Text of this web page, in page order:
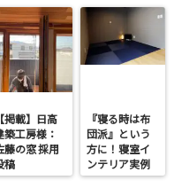
【掲載】日高
築工房様：
藤の窓 採用
稿
『寝る時は布
団派』という
方に！寝室イ
ンテリア実例